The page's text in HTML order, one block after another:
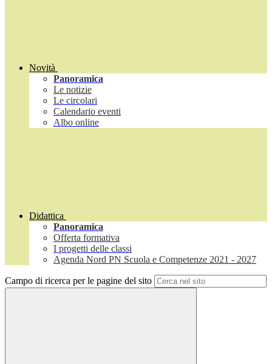
Novità
Panoramica
Le notizie
Le circolari
Calendario eventi
Albo online
Didattica
Panoramica
Offerta formativa
I progetti delle classi
Agenda Nord PN Scuola e Competenze 2021 - 2027
Campo di ricerca per le pagine del sito